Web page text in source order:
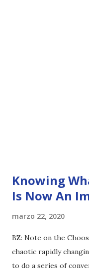
Knowing
Is Now An
marzo 22, 2020
BZ: Note on the
chaotic rapidly
to do a series of